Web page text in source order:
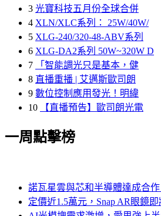
3 光寶科技五月份全球合併
4 XLN/XLC系列： 25W/40W/
5 XLG-240/320-48-ABV系列
6 XLG-DA2系列 50W~320W D
7
「智能調光只是基本，健
8 直播重播 | 艾邁斯歐司朗
9 數位控制應用發光！明緯
10
【直播預告】歐司朗光電
一周點擊榜
諾瓦星雲與芯和半導體達成合
定價近1.5萬元，Snap AR眼鏡